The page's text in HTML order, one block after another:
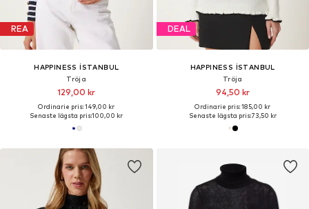
REA
HAPPINESS İSTANBUL
Tröja
129,00 kr
Ordinarie pris: 149,00 kr
Senaste lägsta pris:100,00 kr
DEAL
HAPPINESS İSTANBUL
Tröja
94,50 kr
Ordinarie pris: 185,00 kr
Senaste lägsta pris:73,50 kr